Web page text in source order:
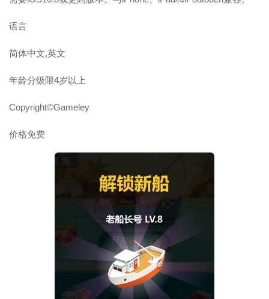
语言
简体中文,英文
年龄分级限4岁以上
Copyright©Gameley
价格免费